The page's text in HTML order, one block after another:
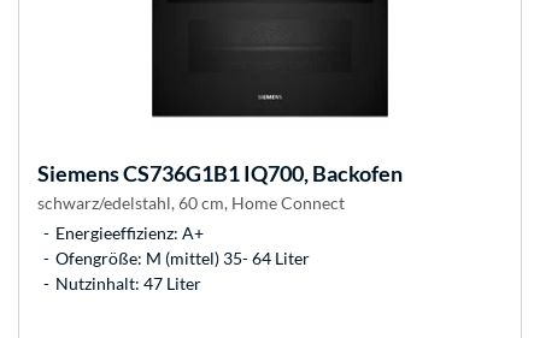
SiemensCS736G1B1 IQ700, Backofen
schwarz/edelstahl, 60 cm, Home Connect
Energieeffizienz: A+
Ofengröße: M (mittel) 35- 64 Liter
Nutzinhalt: 47 Liter